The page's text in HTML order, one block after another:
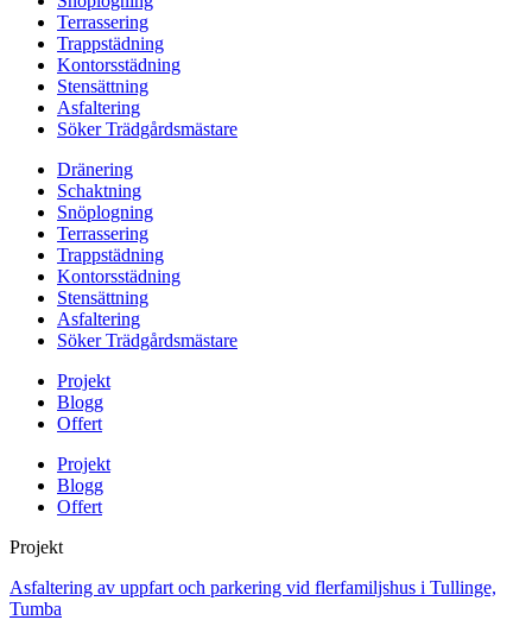
Terrassering
Trappstädning
Kontorsstädning
Stensättning
Asfaltering
Söker Trädgårdsmästare
Dränering
Schaktning
Snöplogning
Terrassering
Trappstädning
Kontorsstädning
Stensättning
Asfaltering
Söker Trädgårdsmästare
Projekt
Blogg
Offert
Projekt
Blogg
Offert
Projekt
Asfaltering av uppfart och parkering vid flerfamiljshus i Tullinge,
Tumba